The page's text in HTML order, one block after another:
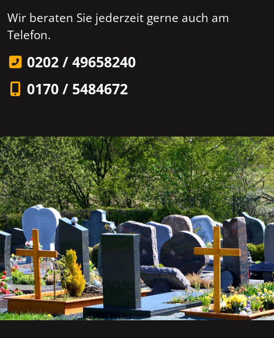
Wir beraten Sie jederzeit gerne auch am
Telefon.
0202 / 49658240
0170 / 5484672